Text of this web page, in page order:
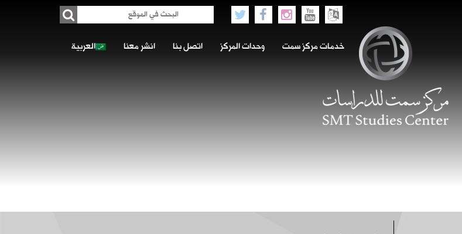
خدمات مركز سمت وحدات المركز اتصل بنا انشر معنا العربية